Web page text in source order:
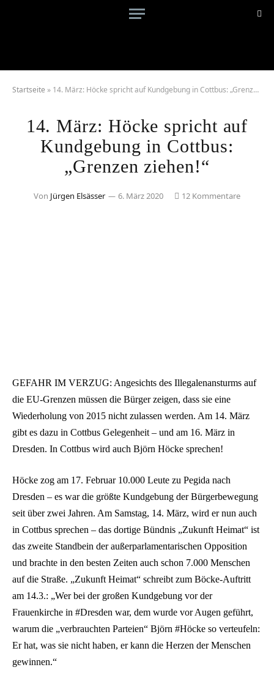
Startseite » 14. März: Höcke spricht auf Kundgebung in Cottbus: „Grenzen ziehen!“
14. März: Höcke spricht auf
Kundgebung in Cottbus:
„Grenzen ziehen!“
Von Jürgen Elsässer 6. März 2020 12 Kommentare
GEFAHR IM VERZUG: Angesichts des Illegalenansturms auf
die EU-Grenzen müssen die Bürger zeigen, dass sie eine
Wiederholung von 2015 nicht zulassen werden. Am 14. März
gibt es dazu in Cottbus Gelegenheit – und am 16. März in
Dresden. In Cottbus wird auch Björn Höcke sprechen!
Höcke zog am 17. Februar 10.000 Leute zu Pegida nach
Dresden – es war die größte Kundgebung der Bürgerbewegung
seit über zwei Jahren. Am Samstag, 14. März, wird er nun auch
in Cottbus sprechen – das dortige Bündnis „Zukunft Heimat“ ist
das zweite Standbein der außerparlamentarischen Opposition
und brachte in den besten Zeiten auch schon 7.000 Menschen
auf die Straße. „Zukunft Heimat“ schreibt zum Böcke-Auftritt
am 14.3.: „Wer bei der großen Kundgebung vor der
Frauenkirche in #Dresden war, dem wurde vor Augen geführt,
warum die „verbrauchten Parteien“ Björn #Höcke so verteufeln:
Er hat, was sie nicht haben, er kann die Herzen der Menschen
gewinnen.“